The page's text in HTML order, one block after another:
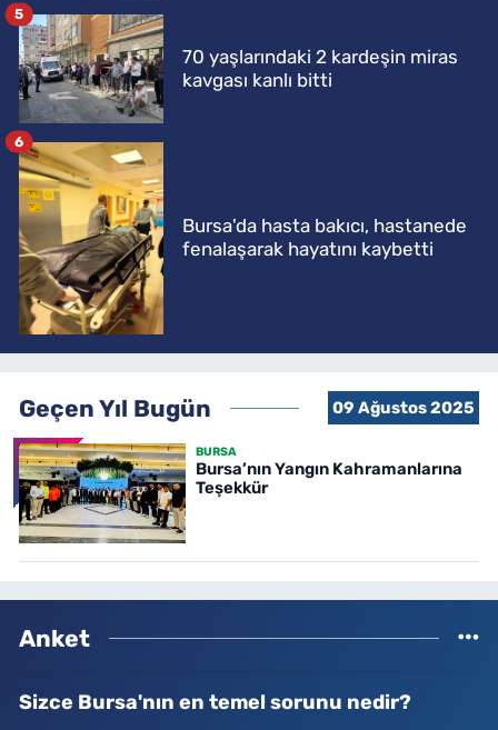
70 yaşlarındaki 2 kardeşin miras
kavgası kanlı bitti
5
Bursa'da hasta bakıcı, hastanede
fenalaşarak hayatını kaybetti
6
Geçen Yıl Bugün 09 Ağustos 2025
BURSA
Bursa’nın Yangın Kahramanlarına
Teşekkür
Anket
Sizce Bursa'nın en temel sorunu nedir?